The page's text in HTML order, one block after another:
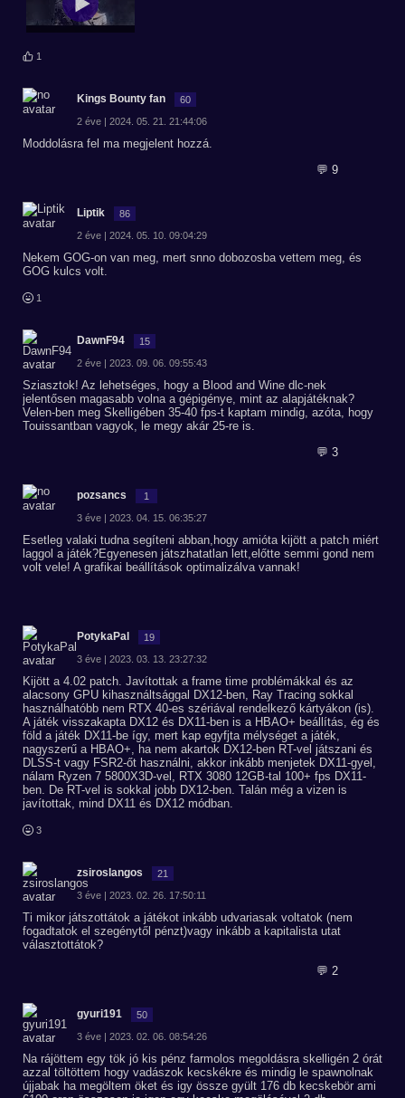
1
Kings Bounty fan 60
2 éve | 2024. 05. 21. 21:44:06
Moddolásra fel ma megjelent hozzá.
💬 9
Liptik 86
2 éve | 2024. 05. 10. 09:04:29
Nekem GOG-on van meg, mert snno dobozosba vettem meg, és
GOG kulcs volt.
1
DawnF94 15
2 éve | 2023. 09. 06. 09:55:43
Sziasztok! Az lehetséges, hogy a Blood and Wine dlc-nek
jelentősen magasabb volna a gépigénye, mint az alapjátéknak?
Velen-ben meg Skelligében 35-40 fps-t kaptam mindig, azóta, hogy
Touissantban vagyok, le megy akár 25-re is.
💬 3
pozsancs 1
3 éve | 2023. 04. 15. 06:35:27
Esetleg valaki tudna segíteni abban,hogy amióta kijött a patch miért
laggol a játék?Egyenesen játszhatatlan lett,előtte semmi gond nem
volt vele! A grafikai beállítások optimalizálva vannak!
PotykaPal 19
3 éve | 2023. 03. 13. 23:27:32
Kijött a 4.02 patch. Javítottak a frame time problémákkal és az
alacsony GPU kihasználtsággal DX12-ben, Ray Tracing sokkal
használhatóbb nem RTX 40-es szériával rendelkező kártyákon (is).
A játék visszakapta DX12 és DX11-ben is a HBAO+ beállítás, ég és
föld a játék DX11-be így, mert kap egyfjta mélységet a játék,
nagyszerű a HBAO+, ha nem akartok DX12-ben RT-vel játszani és
DLSS-t vagy FSR2-őt használni, akkor inkább menjetek DX11-gyel,
nálam Ryzen 7 5800X3D-vel, RTX 3080 12GB-tal 100+ fps DX11-
ben. De RT-vel is sokkal jobb DX12-ben. Talán még a vizen is
javítottak, mind DX11 és DX12 módban.
3
zsiroslangos 21
3 éve | 2023. 02. 26. 17:50:11
Ti mikor játszottátok a játékot inkább udvariasak voltatok (nem
fogadtatok el szegénytől pénzt)vagy inkább a kapitalista utat
választottátok?
💬 2
gyuri191 50
3 éve | 2023. 02. 06. 08:54:26
Na rájöttem egy tök jó kis pénz farmolos megoldásra skelligén 2 órát
azzal töltöttem hogy vadászok kecskékre és mindig le spawnolnak
újjabak ha megöltem öket és igy össze gyült 176 db kecskebör ami